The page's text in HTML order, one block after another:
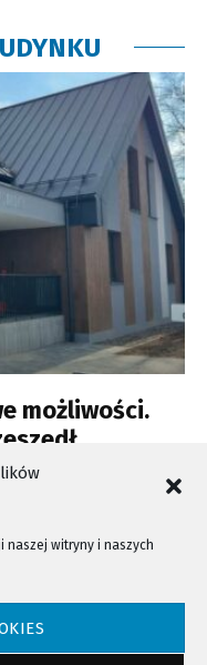
naszej witryny i naszych
możliwości.
prawa zastrzeżone!